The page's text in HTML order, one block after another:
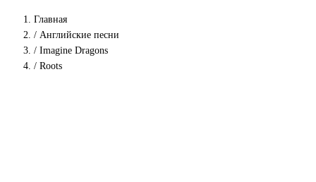
Главная
/ Английские песни
/ Imagine Dragons
/ Roots